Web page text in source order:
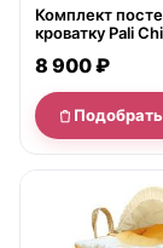
Комплект
кроватку Pali
8 900 ₽
нет в продаже